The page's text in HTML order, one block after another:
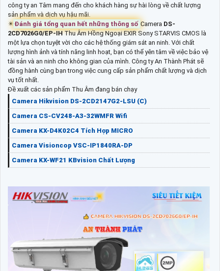
công ty an Tâm mang đến cho khách hàng sự hài lòng về chất lượng
sản phẩm và dịch vụ hậu mãi.
✴️ Đánh giá tổng quan hết những thông số Camera DS-
2CD7026G0/EP-IHThu Âm Hồng Ngoại EXIR Sony STARVIS CMOS là
một lựa chọn tuyệt vời cho các hệ thống giám sát an ninh. Với chất
lượng hình ảnh và tính năng linh hoạt, bạn có thể yên tâm về việc bảo vệ
tài sản và an ninh cho không gian của mình. Công ty An Thành Phát sẽ
đồng hành cùng bạn trong việc cung cấp sản phẩm chất lượng và dịch
vụ tốt nhất.
Đề xuất các sản phẩm Thu Âm đang bán chạy
Camera Hikvision DS-2CD2147G2-LSU (C)
Camera CS-CV248-A3-32WMFR Wifi
Camera KX-D4K02C4 Tích Hợp MICRO
Camera Visioncop VSC-IP1840RA-DP
Camera KX-WF21 KBvision Chất Lượng